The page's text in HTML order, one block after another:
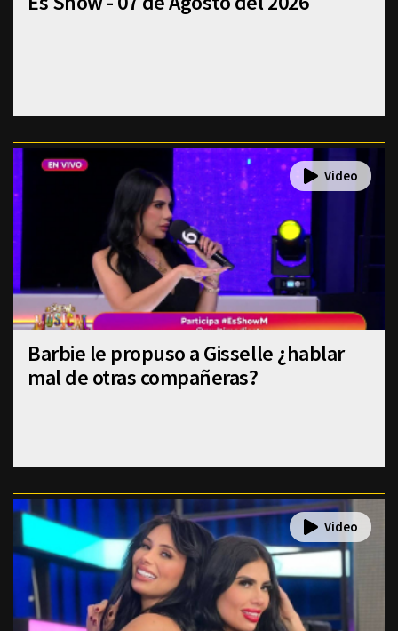
Barbie le propuso a Gisselle ¿hablar
mal de otras compañeras?